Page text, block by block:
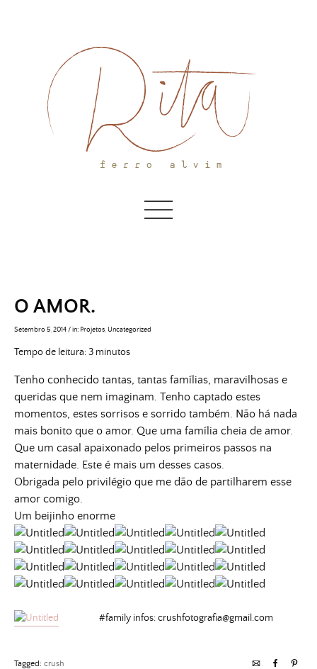
O AMOR.
Setembro 5, 2014/in: Projetos Uncategorized
Tempo de leitura:3 minutos
Tenho conhecido tantas, tantas famílias, maravilhosas e
queridas que nem imaginam. Tenho captado estes
momentos, estes sorrisos e sorrido também. Não há nada
mais bonito que o amor. Que uma família cheia de amor.
Que um casal apaixonado pelos primeiros passos na
maternidade. Este é mais um desses casos.
Obrigada pelo privilégio que me dão de partilharem esse
amor comigo.
Um beijinho enorme
#family infos:crushfotografia@gmail.com
Tagged: crush